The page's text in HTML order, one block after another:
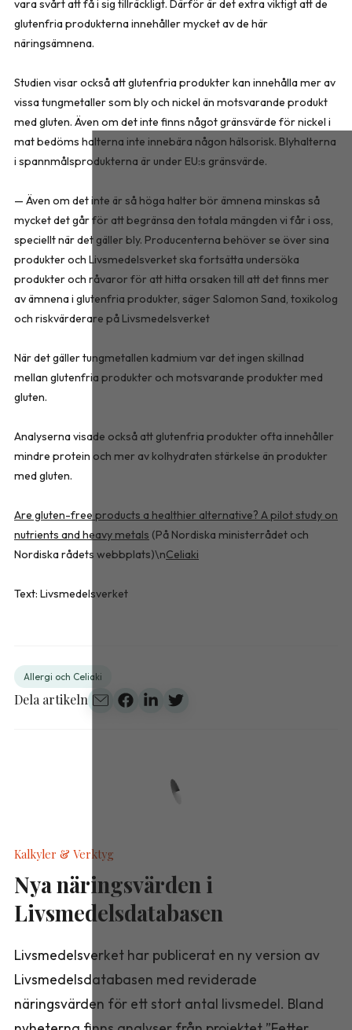
vara svårt att få i sig tillräckligt. Därför är det extra viktigt att de
glutenfria produkterna innehåller mycket av de här
näringsämnena.
Studien visar också att glutenfria produkter kan innehålla mer av
vissa tungmetaller som bly och nickel än motsvarande produkt
med gluten. Även om det inte finns något gränsvärde för nickel i
mat bedöms halterna inte innebära någon hälsorisk. Blyhalterna
i spannmålsprodukterna är under EU:s gränsvärde.
— Även om det inte är så höga halter bör ämnena minskas så
mycket det går för att begränsa den totala mängden vi får i oss,
speciellt när det gäller bly. Producenterna behöver se över sina
produkter och Livsmedelsverket ska fortsätta undersöka
produkter och råvaror för att hitta orsaken till att det finns mer
av ämnena i glutenfria produkter, säger Salomon Sand, toxikolog
och riskvärderare på Livsmedelsverket
När det gäller tungmetallen kadmium var det ingen skillnad
mellan glutenfria produkter och motsvarande produkter med
gluten.
Analyserna visade också att glutenfria produkter ofta innehåller
mindre protein och mer av kolhydraten stärkelse än produkter
med gluten.
Are gluten-free products a healthier alternative? A pilot study on
nutrients and heavy metals​ (På Nordiska ministerrådet och
Nordiska rådets webbplats)\nCeliaki
Text: Livsmedelsverket
Allergi och Celiaki
Dela artikeln
Kalkyler & Verktyg
Nya näringsvärden i
Livsmedelsdatabasen
Livsmedelsverket har publicerat en ny version av
Livsmedelsdatabasen med reviderade
näringsvärden för ett stort antal livsmedel. Bland